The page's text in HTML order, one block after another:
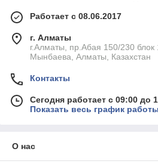
Работает с 08.06.2017
г. Алматы
г.Алматы, пр.Абая 150/230 блок
Мынбаева, Алматы, Казахстан
Контакты
Сегодня работает с 09:00 до
Показать весь график работы
О нас